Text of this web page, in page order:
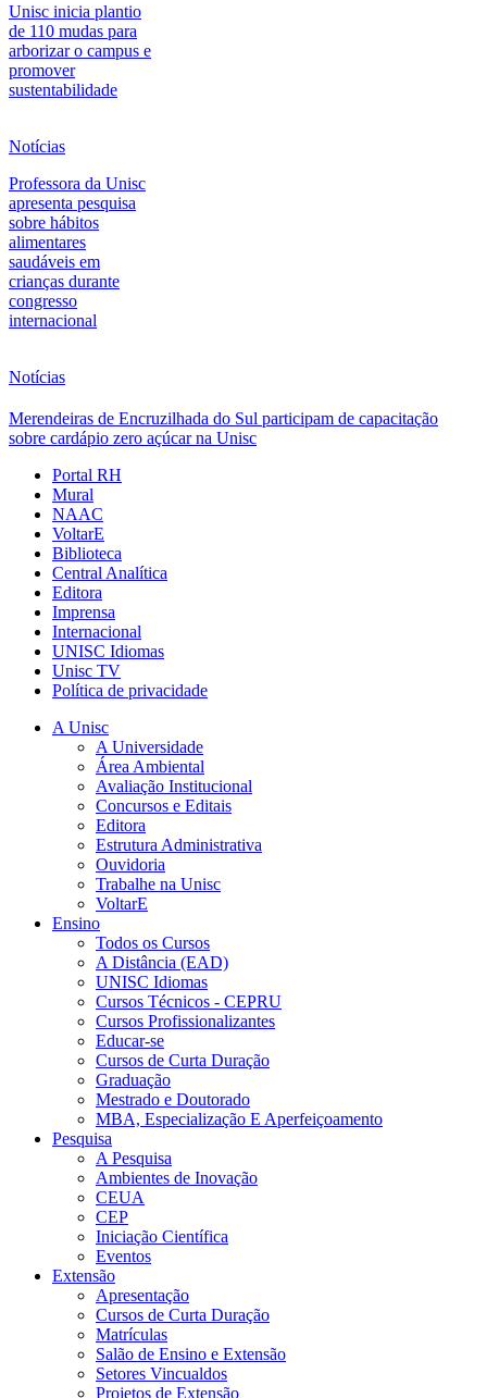
Unisc inicia plantio
de 110 mudas para
arborizar o campus e
promover
sustentabilidade
Notícias
Professora da Unisc
apresenta pesquisa
sobre hábitos
alimentares
saudáveis em
crianças durante
congresso
internacional
Notícias
Merendeiras de Encruzilhada do Sul participam de capacitação
sobre cardápio zero açúcar na Unisc
Portal RH
Mural
NAAC
VoltarE
Biblioteca
Central Analítica
Editora
Imprensa
Internacional
UNISC Idiomas
Unisc TV
Política de privacidade
A Unisc
A Universidade
Área Ambiental
Avaliação Institucional
Concursos e Editais
Editora
Estrutura Administrativa
Ouvidoria
Trabalhe na Unisc
VoltarE
Ensino
Todos os Cursos
A Distância (EAD)
UNISC Idiomas
Cursos Técnicos - CEPRU
Cursos Profissionalizantes
Educar-se
Cursos de Curta Duração
Graduação
Mestrado e Doutorado
MBA, Especialização E Aperfeiçoamento
Pesquisa
A Pesquisa
Ambientes de Inovação
CEUA
CEP
Iniciação Científica
Eventos
Extensão
Apresentação
Cursos de Curta Duração
Matrículas
Salão de Ensino e Extensão
Setores Vincualdos
Projetos de Extensão